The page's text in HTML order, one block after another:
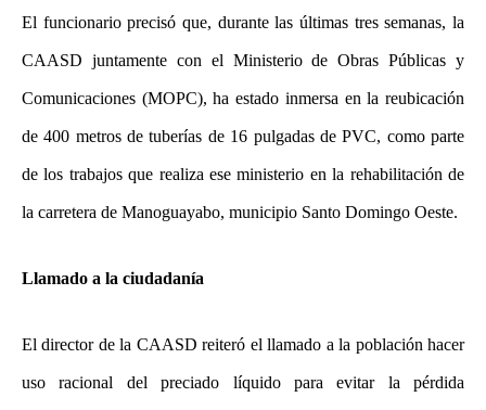
El funcionario precisó que, durante las últimas tres semanas, la
CAASD juntamente con el Ministerio de Obras Públicas y
Comunicaciones (MOPC), ha estado inmersa en la reubicación
de 400 metros de tuberías de 16 pulgadas de PVC, como parte
de los trabajos que realiza ese ministerio en la rehabilitación de
la carretera de Manoguayabo, municipio Santo Domingo Oeste.
Llamado a la ciudadanía
El director de la CAASD reiteró el llamado a la población hacer
uso racional del preciado líquido para evitar la pérdida